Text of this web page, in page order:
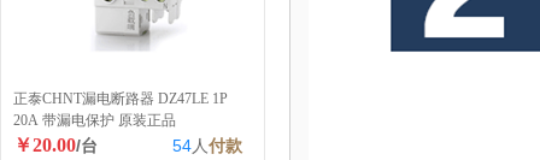
正泰CHNT漏电断路器 DZ47LE 1P
20A 带漏电保护 原装正品
￥20.00/台 54人付款